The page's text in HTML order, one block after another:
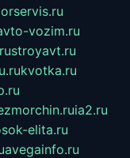
vozim.ru
stroyavt.ru
kvotka.ru
ia2.ru
elita.ru
avegainfo.ru